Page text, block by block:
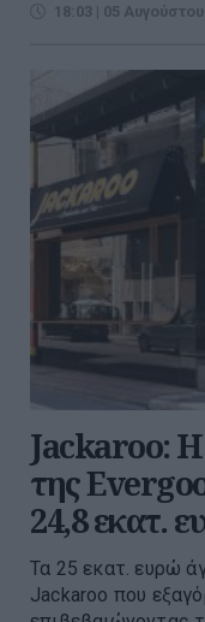
18:03 | 05
Jackaroo: Η
της
24,8 εκατ.
Τα 25 εκατ. ευρώ
Jackaroo που